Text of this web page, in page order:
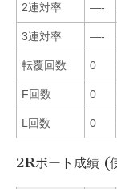
2連対率 —-
3連対率 —-
転覆回数 0
F回数 0
L回数 0
2Rボート成績 (